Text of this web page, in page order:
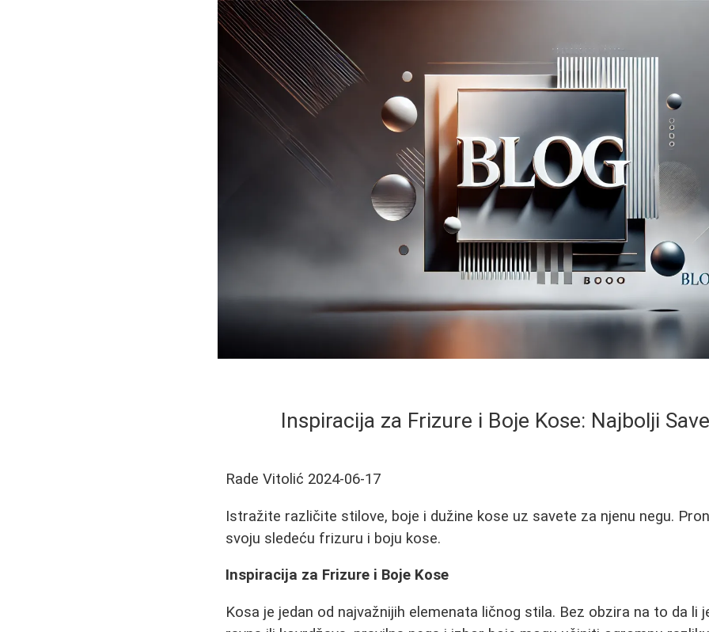
Inspiracija za Frizure i Boje Kose: Najbolji
Rade Vitolić 2024-06-17
Istražite različite stilove, boje i dužine kose uz savete za njenu negu.
svoju sledeću frizuru i boju kose.
Inspiracija za Frizure i Boje Kose
Kosa je jedan od najvažnijih elemenata ličnog stila. Bez obzira na to da li